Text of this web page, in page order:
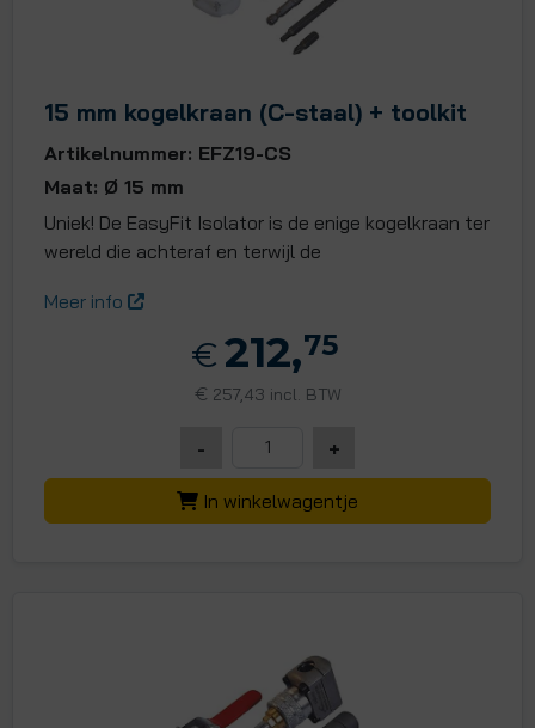
15 mm kogelkraan (C-staal) + toolkit
Artikelnummer: EFZ19-CS
Maat: Ø 15 mm
Uniek! De EasyFit Isolator is de enige kogelkraan ter
wereld die achteraf en terwijl de
Meer info
€ 212,75
€ 257,43 incl. BTW
- +
In winkelwagentje